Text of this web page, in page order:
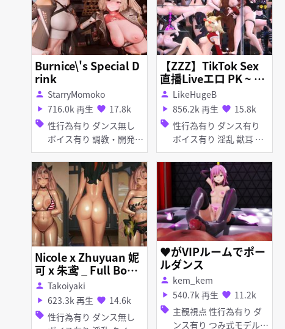
Burnice\'s Special D
rink
person StarryMomoko
play_arrow 716.0k 再生 favorite 17.8k
sell 性行為有り ダンス無し
ボイス有り 調教・開発
百合・レズ 淫乱 ケモ ふ
たなり オナホ 目隠し ア
ヘ顔 お漏らし・潮吹き
拘束 手コキ 母乳・噴乳
【ZZZ】TikTok Sex
直播Liveエロ PK ~ 全
員發情！生放送Every
one in Heat! 極致の
ギャップ—新艾利都肉
穴盛宴 New Eridu Liv
e Feast Evelyn Astra
Yao Hoshimi Miyabi
Tsukishiro Yanagi‌ B
urnice Nicole
person LikeHugeB
play_arrow 856.2k 再生 favorite 15.8k
sell 性行為有り ダンス有り
ボイス有り 淫乱 獣耳 デ
ィープスロート フェラ
乱交
Nicole x Zhuyuan 妮
可 x 朱鸢 _ Full Bodie
d
person Takoiyaki
play_arrow 623.3k 再生 favorite 14.6k
sell 性行為有り ダンス無し
♥がVIPルームでポー
ルダンス
person kem_kem
play_arrow 540.7k 再生 favorite 11.2k
sell 主観視点 性行為有り ダ
ンス有り つみ式モデル